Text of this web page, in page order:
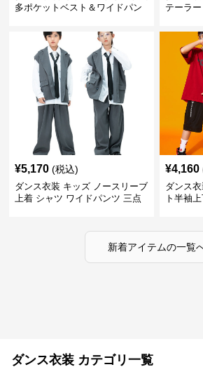
多ポケットベスト＆ワイドパン
テーラ
¥5,170 (税込)
ダンス衣装 キッズ ノースリーブ
上着 シャツ ワイドパンツ 三点
¥4,160
ダンス
ト半袖
新着アイテムの一覧
ダンス衣装 カテゴリ一覧